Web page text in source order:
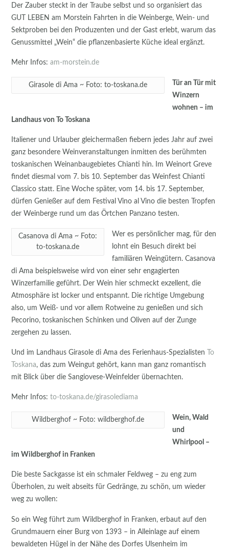
Der Zauber steckt in der Traube selbst und so organisiert das
GUT LEBEN am Morstein Fahrten in die Weinberge, Wein- und
Sektproben bei den Produzenten und der Gast erlebt, warum das
Genussmittel „Wein“ die pflanzenbasierte Küche ideal ergänzt.
Mehr Infos: am-morstein.de
Girasole di Ama ~ Foto: to-toskana.de
Tür an Tür mit
Winzern
wohnen – im
Landhaus von To Toskana
Italiener und Urlauber gleichermaßen fiebern jedes Jahr auf zwei
ganz besondere Weinveranstaltungen inmitten des berühmten
toskanischen Weinanbaugebietes Chianti hin. Im Weinort Greve
findet diesmal vom 7. bis 10. September das Weinfest Chianti
Classico statt. Eine Woche später, vom 14. bis 17. September,
dürfen Genießer auf dem Festival Vino al Vino die besten Tropfen
der Weinberge rund um das Örtchen Panzano testen.
Casanova di Ama ~ Foto:
to-toskana.de
Wer es persönlicher mag, für den
lohnt ein Besuch direkt bei
familiären Weingütern. Casanova
di Ama beispielsweise wird von einer sehr engagierten
Winzerfamilie geführt. Der Wein hier schmeckt exzellent, die
Atmosphäre ist locker und entspannt. Die richtige Umgebung
also, um Weiß- und vor allem Rotweine zu genießen und sich
Pecorino, toskanischen Schinken und Oliven auf der Zunge
zergehen zu lassen.
Und im Landhaus Girasole di Ama des Ferienhaus-Spezialisten
To
Toskana, das zum Weingut gehört, kann man ganz romantisch
mit Blick über die Sangiovese-Weinfelder übernachten.
Mehr Infos: to-toskana.de/girasolediama
Wildberghof ~ Foto: wildberghof.de
Wein, Wald
und
Whirlpool –
im Wildberghof in Franken
Die beste Sackgasse ist ein schmaler Feldweg – zu eng zum
Überholen, zu weit abseits für Gedränge, zu schön, um wieder
weg zu wollen:
So ein Weg führt zum Wildberghof in Franken, erbaut auf den
Grundmauern einer Burg von 1393 – in Alleinlage auf einem
bewaldeten Hügel in der Nähe des Dorfes Ulsenheim im